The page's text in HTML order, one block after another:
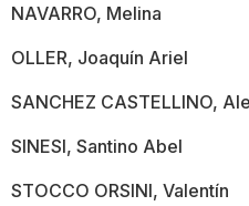
NAVARRO, Melina
OLLER, Joaquín Ariel
SANCHEZ CASTELLINO,
SINESI, Santino Abel
STOCCO ORSINI, Valentín